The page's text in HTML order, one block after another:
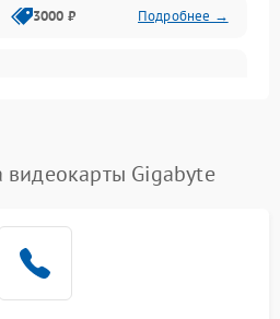
3000 ₽ Подробнее →
Gigabyte